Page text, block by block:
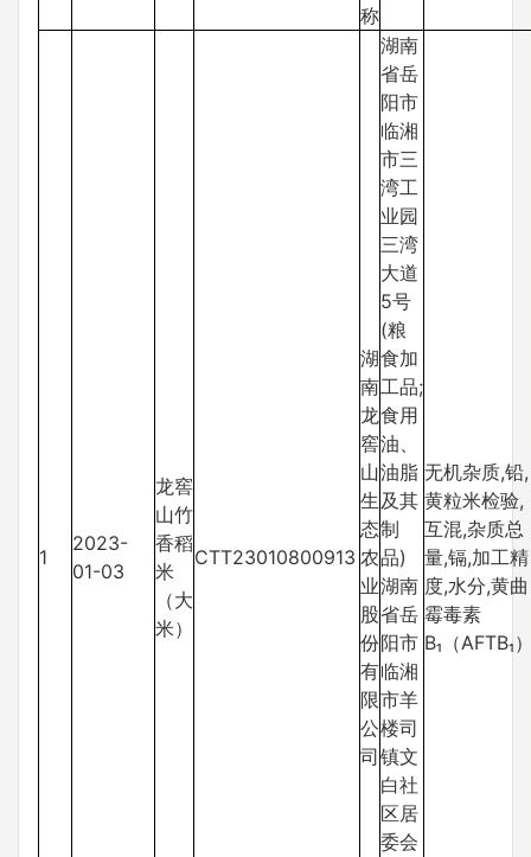
称
1
2023-
01-03
龙窖
山竹
香稻
米
（大
米）
CTT23010800913
湖
南
龙
窖
山
生
态
农
业
股
份
有
限
公
司
湖南
省岳
阳市
临湘
市三
湾工
业园
三湾
大道
5号
(粮
食加
工品;
食用
油、
油脂
及其
制
品)
湖南
省岳
阳市
临湘
市羊
楼司
镇文
白社
区居
委会
无机杂质,铅,
黄粒米检验,
互混,杂质总
量,镉,加工精
度,水分,黄曲
霉毒素
B₁（AFTB₁